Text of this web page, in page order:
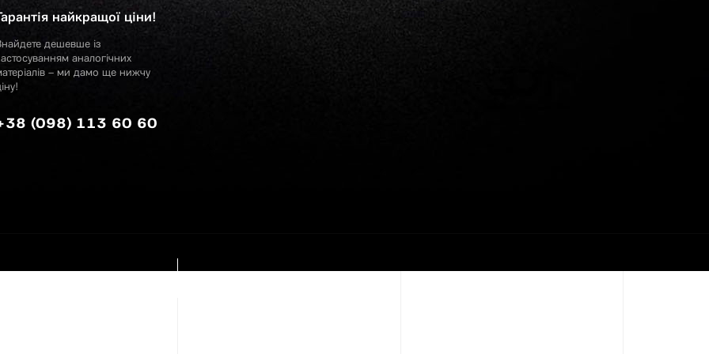
найкращої ціни!
дешевше із
аналогічних
– ми дамо ще нижчу
(098) 113 60 60